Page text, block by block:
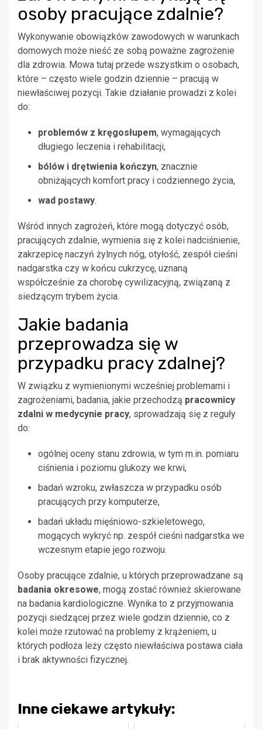
osoby pracujące zdalnie?
Wykonywanie obowiązków zawodowych w warunkach
domowych może nieść ze sobą poważne zagrożenie
dla zdrowia. Mowa tutaj przede wszystkim o osobach,
które – często wiele godzin dziennie – pracują w
niewłaściwej pozycji. Takie działanie prowadzi z kolei
do:
problemów z kręgosłupem, wymagających
długiego leczenia i rehabilitacji,
bólów i drętwienia kończyn, znacznie
obniżających komfort pracy i codziennego życia,
wad postawy.
Wśród innych zagrożeń, które mogą dotyczyć osób,
pracujących zdalnie, wymienia się z kolei nadciśnienie,
zakrzepicę naczyń żylnych nóg, otyłość, zespół cieśni
nadgarstka czy w końcu cukrzycę, uznaną
współcześnie za chorobę cywilizacyjną, związaną z
siedzącym trybem życia.
Jakie badania
przeprowadza się w
przypadku pracy zdalnej?
W związku z wymienionymi wcześniej problemami i
zagrożeniami, badania, jakie przechodzą pracownicy
zdalni w medycynie pracy, sprowadzają się z reguły
do:
ogólnej oceny stanu zdrowia, w tym m.in. pomiaru
ciśnienia i poziomu glukozy we krwi,
badań wzroku, zwłaszcza w przypadku osób
pracujących przy komputerze,
badań układu mięśniowo-szkieletowego,
mogących wykryć np. zespół cieśni nadgarstka we
wczesnym etapie jego rozwoju.
Osoby pracujące zdalnie, u których przeprowadzane są
badania okresowe, mogą zostać również skierowane
na badania kardiologiczne. Wynika to z przyjmowania
pozycji siedzącej przez wiele godzin dziennie, co z
kolei może rzutować na problemy z krążeniem, u
których podłoża leży często niewłaściwa postawa ciała
i brak aktywności fizycznej.
Inne ciekawe artykuły: